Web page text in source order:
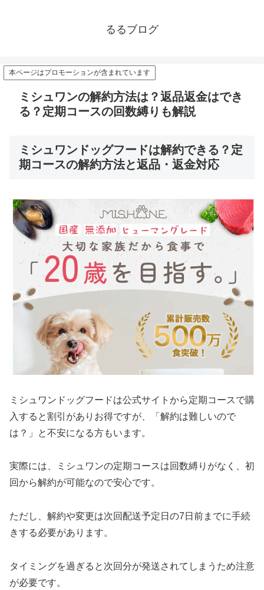
るるブログ
本ページはプロモーションが含まれています
ミシュワンの解約方法は？返品返金はでき
る？定期コースの回数縛りも解説
ミシュワンドッグフードは解約できる？定
期コースの解約方法と返品・返金対応
ミシュワンドッグフードは公式サイトから定期コースで購
入すると割引がありお得ですが、「解約は難しいので
は？」と不安になる方もいます。
実際には、ミシュワンの定期コースは回数縛りがなく、初
回から解約が可能なので安心です。
ただし、解約や変更は次回配送予定日の7日前までに手続
きする必要があります。
タイミングを過ぎると次回分が発送されてしまうため注意
が必要です。